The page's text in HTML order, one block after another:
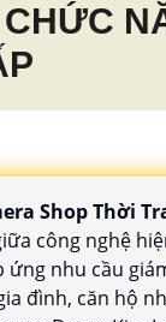
CHỨC
Shop Thời
công nghệ
ứng nhu cầu
đình, căn hộ